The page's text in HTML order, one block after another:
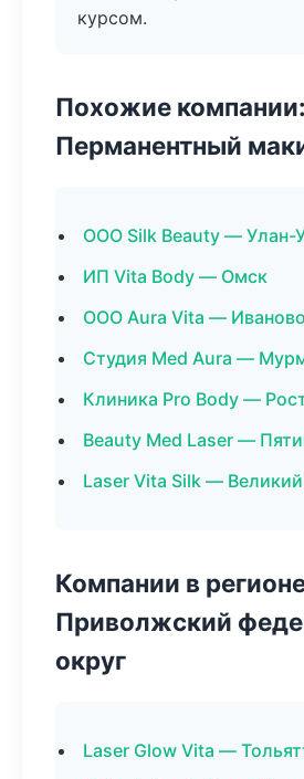
курсом.
Похожие компании:
Перманентный
ООО Silk Beauty — Улан-
ИП Vita Body — Омск
ООО Aura Vita — Иваново
Студия Med Aura —
Клиника Pro Body —
Beauty Med Laser —
Laser Vita Silk —
Компании в
Приволжский
округ
Laser Glow Vita —